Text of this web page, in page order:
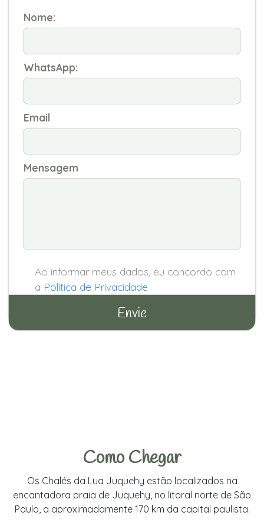
Nome:
WhatsApp:
Email
Mensagem
Ao informar meus dados, eu concordo com
a Política de Privacidade
Como Chegar
Os Chalés da Lua Juquehy estão localizados na
encantadora praia de Juquehy, no litoral norte de São
Paulo, a aproximadamente 170 km da capital paulista.